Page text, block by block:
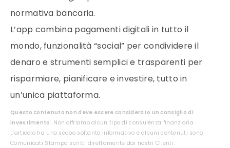
normativa bancaria.
L’app combina pagamenti digitali in tutto il
mondo, funzionalità “social” per condividere il
denaro e strumenti semplici e trasparenti per
risparmiare, pianificare e investire, tutto in
un’unica piattaforma.
Questo contenuto non deve essere considerato un consiglio di
investimento. Non offriamo alcun tipo di consulenza finanziaria.
L’articolo ha uno scopo soltanto informativo e alcuni contenuti sono
Comunicati Stampa scritti direttamente dai nostri Clienti.